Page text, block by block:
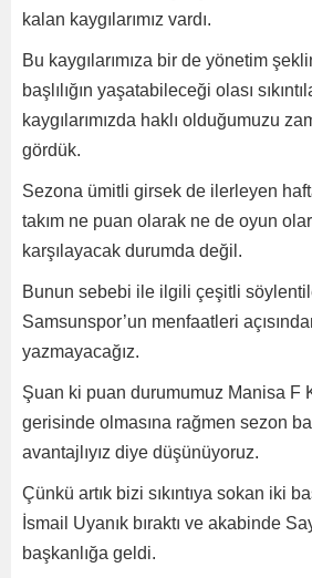
kalan kaygılarımız vardı.
Bu kaygılarımıza bir de yönetim
başlılığın yaşatabileceği olası
kaygılarımızda haklı olduğumuzu
gördük.
Sezona ümitli girsek de ilerleyen
takım ne puan olarak ne de oyun
karşılayacak durumda değil.
Bunun sebebi ile ilgili çeşitli
Samsunspor’un menfaatleri
yazmayacağız.
Şuan ki puan durumumuz Manisa F
gerisinde olmasına rağmen sezon
avantajlıyız diye düşünüyoruz.
Çünkü artık bizi sıkıntıya sokan iki
İsmail Uyanık bıraktı ve akabinde
başkanlığa geldi.